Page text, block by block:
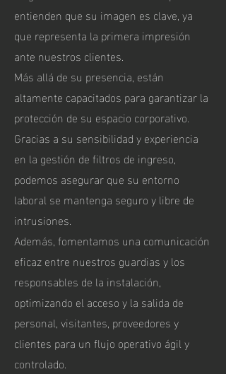
entienden que su imagen es clave, ya
que representa la primera impresión
ante nuestros clientes.
Más allá de su presencia, están
altamente capacitados para garantizar la
protección de su espacio corporativo.
Gracias a su sensibilidad y experiencia
en la gestión de filtros de ingreso,
podemos asegurar que su entorno
laboral se mantenga seguro y libre de
intrusiones.
Además, fomentamos una comunicación
eficaz entre nuestros guardias y los
responsables de la instalación,
optimizando el acceso y la salida de
personal, visitantes, proveedores y
clientes para un flujo operativo ágil y
controlado.